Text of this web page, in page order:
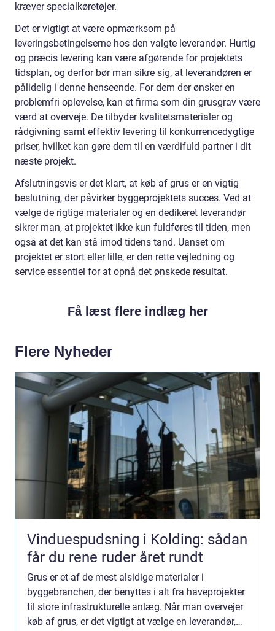
kræver specialkøretøjer.
Det er vigtigt at være opmærksom på
leveringsbetingelserne hos den valgte leverandør. Hurtig
og præcis levering kan være afgørende for projektets
tidsplan, og derfor bør man sikre sig, at leverandøren er
pålidelig i denne henseende. For dem der ønsker en
problemfri oplevelse, kan et firma som din grusgrav være
værd at overveje. De tilbyder kvalitetsmaterialer og
rådgivning samt effektiv levering til konkurrencedygtige
priser, hvilket kan gøre dem til en værdifuld partner i dit
næste projekt.
Afslutningsvis er det klart, at køb af grus er en vigtig
beslutning, der påvirker byggeprojektets succes. Ved at
vælge de rigtige materialer og en dedikeret leverandør
sikrer man, at projektet ikke kun fuldføres til tiden, men
også at det kan stå imod tidens tand. Uanset om
projektet er stort eller lille, er den rette vejledning og
service essentiel for at opnå det ønskede resultat.
Få læst flere indlæg her
Flere Nyheder
Vinduespudsning i Kolding: sådan
får du rene ruder året rundt
Grus er et af de mest alsidige materialer i
byggebranchen, der benyttes i alt fra haveprojekter
til store infrastrukturelle anlæg. Når man overvejer
køb af grus, er det vigtigt at vælge en leverandør,